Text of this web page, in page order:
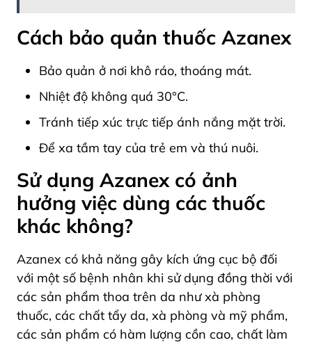
Cách bảo quản thuốc Azanex
Bảo quản ở nơi khô ráo, thoáng mát.
Nhiệt độ không quá 30°C.
Tránh tiếp xúc trực tiếp ánh nắng mặt trời.
Để xa tầm tay của trẻ em và thú nuôi.
Sử dụng Azanex có ảnh
hưởng việc dùng các thuốc
khác không?
Azanex có khả năng gây kích ứng cục bộ đối
với một số bệnh nhân khi sử dụng đồng thời với
các sản phẩm thoa trên da như xà phòng
thuốc, các chất tẩy da, xà phòng và mỹ phẩm,
các sản phẩm có hàm lượng cồn cao, chất làm